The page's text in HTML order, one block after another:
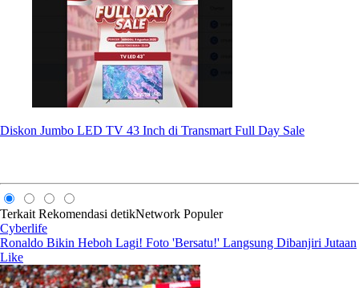
Diskon Jumbo LED TV 43 Inch di Transmart Full Day Sale
Terkait Rekomendasi detikNetwork Populer
Cyberlife
Ronaldo Bikin Heboh Lagi! Foto 'Bersatu!' Langsung Dibanjiri Jutaan
Like